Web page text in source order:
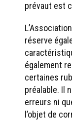
prévaut est
réserve
également
certaines
préalable. Il
erreurs ni
l’objet de